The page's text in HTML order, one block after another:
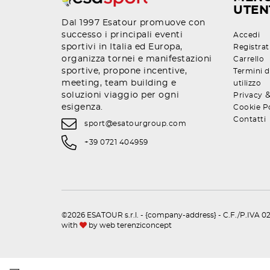
Dal 1997 Esatour promuove con
successo i principali eventi
sportivi in Italia ed Europa,
organizza tornei e manifestazioni
sportive, propone incentive,
meeting, team building e
soluzioni viaggio per ogni
esigenza.
sport@esatourgroup.com
+39 0721 404959
Accedi
Carrello
Termini
utilizzo
Privacy
Cookie
Contatti
©2026 ESATOUR s.r.l. - {company-address} - C.F./P.IVA
with
by web terenziconcept